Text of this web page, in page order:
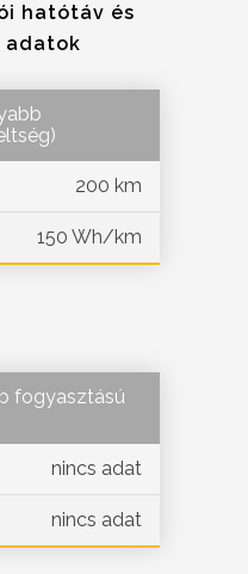
hatótáv és
adatok
200 km
150 Wh/km
fogyasztású
nincs adat
nincs adat